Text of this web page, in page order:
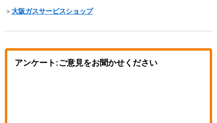
＞大阪ガスサービスショップ
アンケート:ご意見をお聞かせください